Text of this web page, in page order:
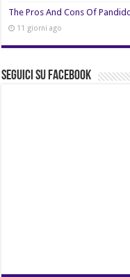
The Pros And Cons Of
11 giorni ago
Seguici su Facebook